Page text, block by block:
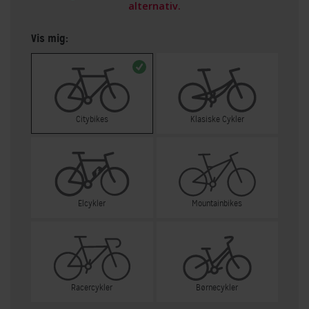
alternativ.
Vis mig:
Citybikes Klasiske Cykler
Elcykler Mountainbikes
Racercykler Børnecykler